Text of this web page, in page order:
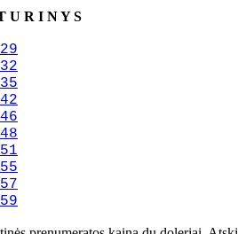
U R I N Y S